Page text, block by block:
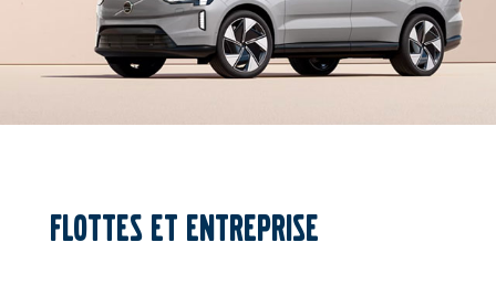
FLOTTES ET ENTREPRISE